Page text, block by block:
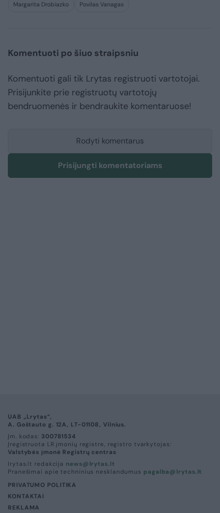
Margarita Drobiazko Povilas Vanagas
Komentuoti po šiuo straipsniu
Komentuoti gali tik Lrytas registruoti vartotojai.
Prisijunkite prie registruotų vartotojų
bendruomenės ir bendraukite komentaruose!
Rodyti komentarus
Prisijungti komentatoriams
UAB „Lrytas“,
A. Goštauto g. 12A, LT-01108, Vilnius.
Įm. kodas: 300781534
Įregistruota LR įmonių registre, registro tvarkytojas:
Valstybės įmonė Registrų centras
lrytas.lt redakcija news@lrytas.lt
Pranešimai apie techninius nesklandumus pagalba@lrytas.lt
PRIVATUMO POLITIKA
KONTAKTAI
REKLAMA